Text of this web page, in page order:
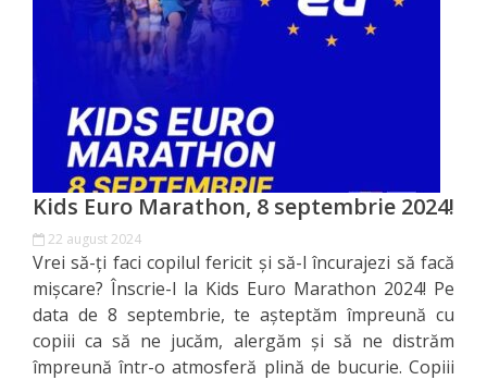
înfrățite
Strategii
Registrul
de
Stat
al
Actelor
Locale
Kids Euro Marathon, 8 septembrie 2024!
22 august 2024
Vrei să-ți faci copilul fericit și să-l încurajezi să facă
mișcare? Înscrie-l la Kids Euro Marathon 2024! Pe
data de 8 septembrie, te așteptăm împreună cu
copiii ca să ne jucăm, alergăm și să ne distrăm
împreună într-o atmosferă plină de bucurie. Copiii